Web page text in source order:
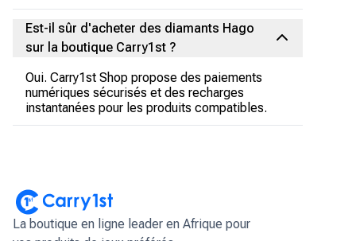
Est-il sûr d'acheter des diamants Hago
sur la boutique Carry1st ?
Oui. Carry1st Shop propose des paiements
numériques sécurisés et des recharges
instantanées pour les produits compatibles.
La boutique en ligne leader en Afrique pour